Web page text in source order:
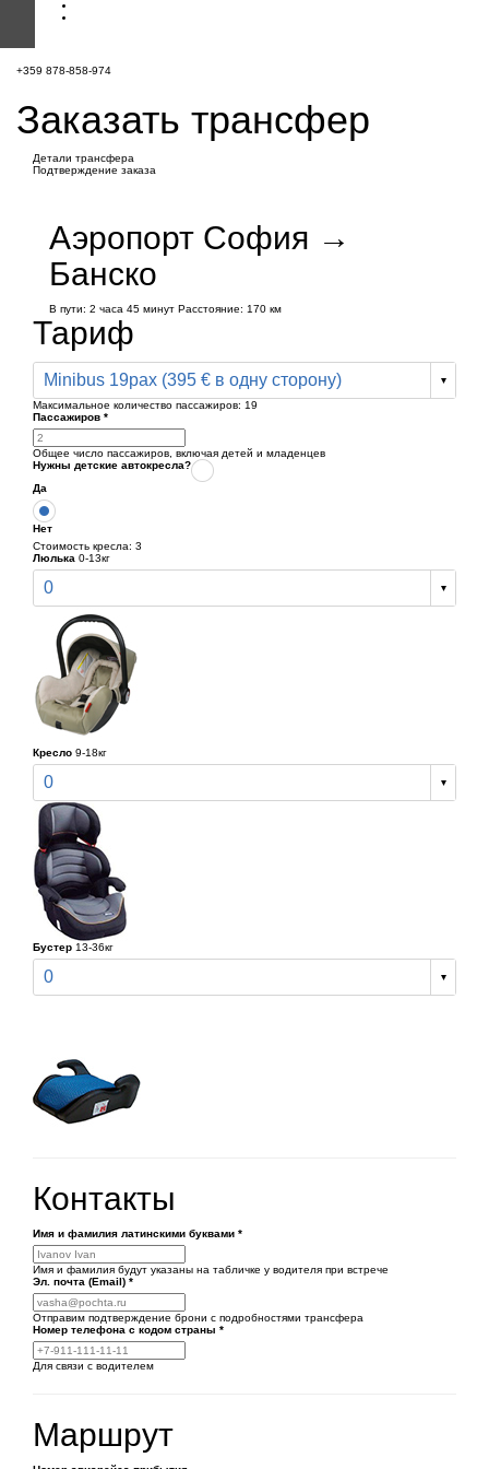
+359 878-858-974
Заказать трансфер
Детали трансфера
Подтверждение заказа
Аэропорт София →
Банско
В пути: 2 часа 45 минут Расстояние: 170 км
Тариф
Minibus 19pax (395 € в одну сторону)
Максимальное количество пассажиров: 19
Пассажиров *
Общее число пассажиров, включая детей и младенцев
Нужны детские автокресла?
Да
Нет
Стоимость кресла: 3
Люлька 0-13кг
0
Кресло 9-18кг
0
Бустер 13-36кг
0
Контакты
Имя и фамилия латинскими буквами *
Имя и фамилия будут указаны на табличке у водителя при встрече
Эл. почта (Email) *
Отправим подтверждение брони с подробностями трансфера
Номер телефона с кодом страны *
Для связи с водителем
Маршрут